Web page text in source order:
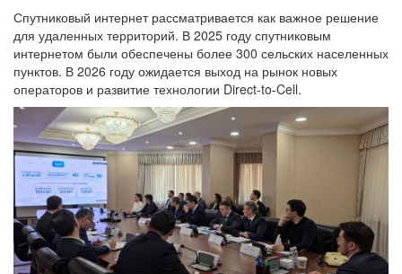
Спутниковый интернет рассматривается как важное решение
для удаленных территорий. В 2025 году спутниковым
интернетом были обеспечены более 300 сельских населенных
пунктов. В 2026 году ожидается выход на рынок новых
операторов и развитие технологии Direct-to-Cell.